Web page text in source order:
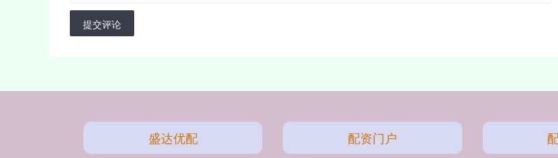
提交评论
盛达优配 配资门户